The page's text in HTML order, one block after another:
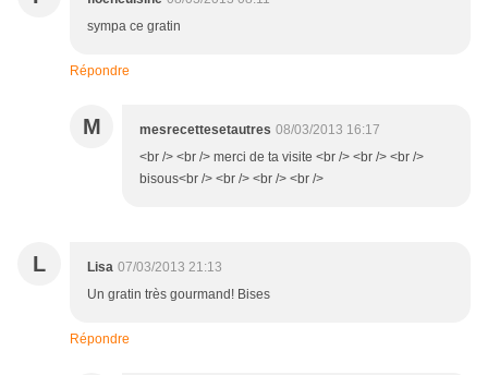
sympa ce gratin
Répondre
M mesrecettesetautres 08/03/2013 16:17
<br /> <br /> merci de ta visite <br /> <br /> <br />
bisous<br /> <br /> <br /> <br />
L Lisa 07/03/2013 21:13
Un gratin très gourmand! Bises
Répondre